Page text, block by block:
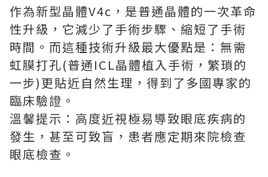
作為新型晶體V4c，是普通晶體的一次革命
性升級，它減少了手術步驟、縮短了手術
時間。而這種技術升級最大優點是：無需
虹膜打孔(普通ICL晶體植入手術，繁瑣的
一步)更貼近自然生理，得到了多國專家的
臨床驗證。
溫馨提示：高度近視極易導致眼底疾病的
發生，甚至可致盲，患者應定期來院檢查
眼底檢查。